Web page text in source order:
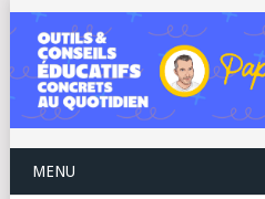
MENU